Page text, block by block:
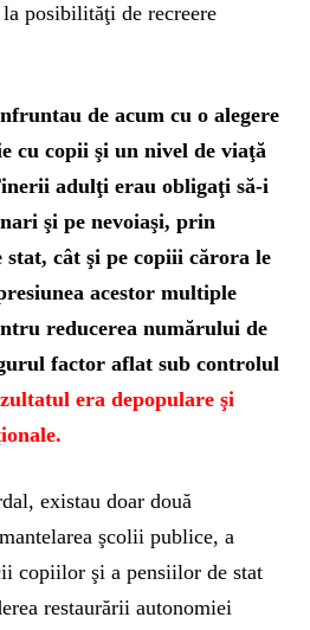
posibilităţi de recreere
de acum cu o alegere
cu copii şi un nivel de viaţă
adulţi erau obligaţi să-i
şi pe nevoiaşi, prin
stat, cât şi pe copiii cărora le
acestor multiple
reducerea numărului de
factor aflat sub controlul
era depopulare şi
existau doar două
şcolii publice, a
copiilor şi a pensiilor de stat
restaurării autonomiei